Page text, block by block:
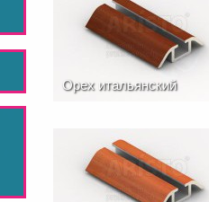
Орех итальянский